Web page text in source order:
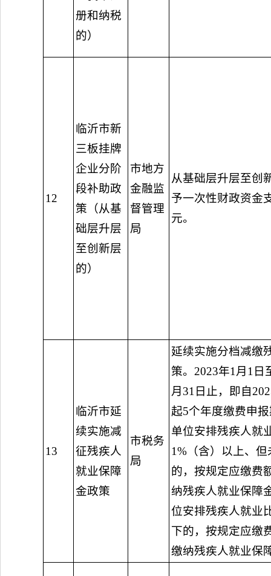
册和纳税
的）
12
临沂市新
三板挂牌
企业分阶
段补助政
策（从基
础层升层
至创新层
的）
市地方
金融监
督管理
局
从基础层升层至创
予一次性财政资金
元。
13
临沂市延
续实施减
征残疾人
就业保障
金政策
市税务
局
延续实施分档减缴
策。2023年1月1日
月31日止，即自
起5个年度缴费申
单位安排残疾人就
1%（含）以上、但
的，按规定应缴费
纳残疾人就业保障
位安排残疾人就业
下的，按规定应缴
缴纳残疾人就业保